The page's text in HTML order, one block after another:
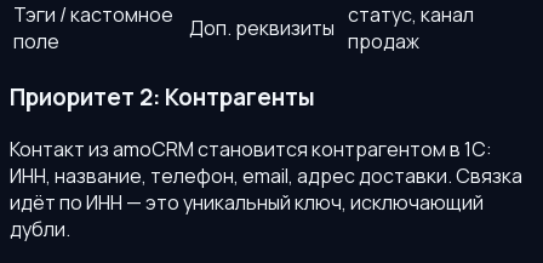
Тэги / кастомное
поле
Доп. реквизиты статус, канал
продаж
Приоритет 2: Контрагенты
Контакт из amoCRM становится контрагентом в 1С:
ИНН, название, телефон, email, адрес доставки. Связка
идёт по ИНН — это уникальный ключ, исключающий
дубли.